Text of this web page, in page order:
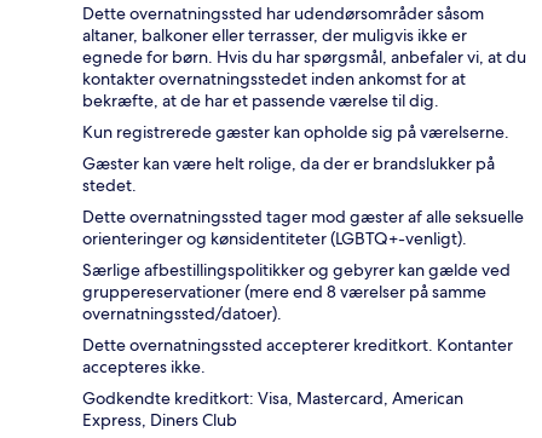
Dette overnatningssted har udendørsområder såsom
altaner, balkoner eller terrasser, der muligvis ikke er
egnede for børn. Hvis du har spørgsmål, anbefaler vi, at du
kontakter overnatningsstedet inden ankomst for at
bekræfte, at de har et passende værelse til dig.
Kun registrerede gæster kan opholde sig på værelserne.
Gæster kan være helt rolige, da der er brandslukker på
stedet.
Dette overnatningssted tager mod gæster af alle seksuelle
orienteringer og kønsidentiteter (LGBTQ+-venligt).
Særlige afbestillingspolitikker og gebyrer kan gælde ved
gruppereservationer (mere end 8 værelser på samme
overnatningssted/datoer).
Dette overnatningssted accepterer kreditkort. Kontanter
accepteres ikke.
Godkendte kreditkort: Visa, Mastercard, American
Express, Diners Club